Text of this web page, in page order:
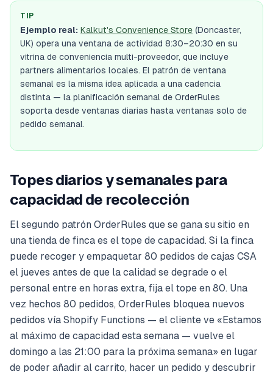
TIP
Ejemplo real: Kalkut's Convenience Store (Doncaster,
UK) opera una ventana de actividad 8:30–20:30 en su
vitrina de conveniencia multi-proveedor, que incluye
partners alimentarios locales. El patrón de ventana
semanal es la misma idea aplicada a una cadencia
distinta — la planificación semanal de OrderRules
soporta desde ventanas diarias hasta ventanas solo de
pedido semanal.
Topes diarios y semanales para
capacidad de recolección
El segundo patrón OrderRules que se gana su sitio en
una tienda de finca es el tope de capacidad. Si la finca
puede recoger y empaquetar 80 pedidos de cajas CSA
el jueves antes de que la calidad se degrade o el
personal entre en horas extra, fija el tope en 80. Una
vez hechos 80 pedidos, OrderRules bloquea nuevos
pedidos vía Shopify Functions — el cliente ve «Estamos
al máximo de capacidad esta semana — vuelve el
domingo a las 21:00 para la próxima semana» en lugar
de poder añadir al carrito, hacer un pedido y descubrir